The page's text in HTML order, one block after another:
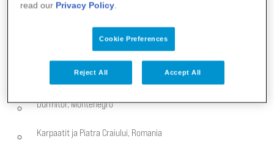
Vaelluskohteita Euroopassa
Paanajärvi, Venäjä
Durmitor, Montenegro
Karpaatit ja Piatra Craiului, Romania
read our Privacy Policy
Cookie Preferences
Reject All Accept All